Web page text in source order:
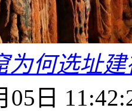
为何选址
05日